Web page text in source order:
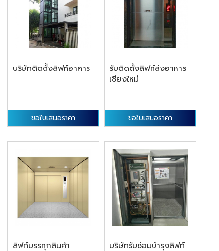
บริษัทติดตั้งลิฟท์อาคาร
ขอใบเสนอราคา
รับติดตั้งลิฟท์ส่งอาหาร
เชียงใหม่
ขอใบเสนอราคา
ลิฟท์บรรทุกสินค้า
บริษัทรับซ่อมบำรุงลิฟท์